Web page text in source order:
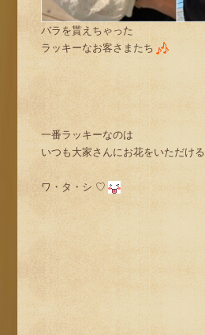
バラを貰えちゃった
ラッキーなお客さまたち
一番ラッキーなのは
いつも大家さんにお花をいただける
ワ・タ・シ ♡